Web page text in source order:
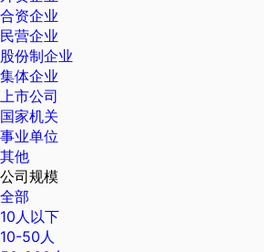
合资企业
民营企业
股份制企业
集体企业
上市公司
国家机关
事业单位
其他
公司规模
全部
10人以下
10-50人